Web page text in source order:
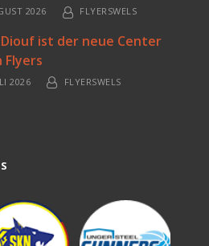
2026 FLYERSWELS
Diouf ist der neue Center
Flyers
2026 FLYERSWELS